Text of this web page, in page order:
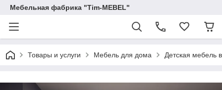
Мебельная фабрика "Tim-MEBEL"
Товары и услуги Мебель для дома Детская мебель